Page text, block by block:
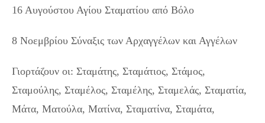
16 Αυγούστου Αγίου Σταματίου από Βόλο
8 Νοεμβρίου Σύναξις των Αρχαγγέλων και Αγγέλων
Γιορτάζουν οι: Σταμάτης, Σταμάτιος, Στάμος,
Σταμούλης, Σταμέλος, Σταμέλης, Σταμελάς, Σταματία,
Μάτα, Ματούλα, Ματίνα, Σταματίνα, Σταμάτα,